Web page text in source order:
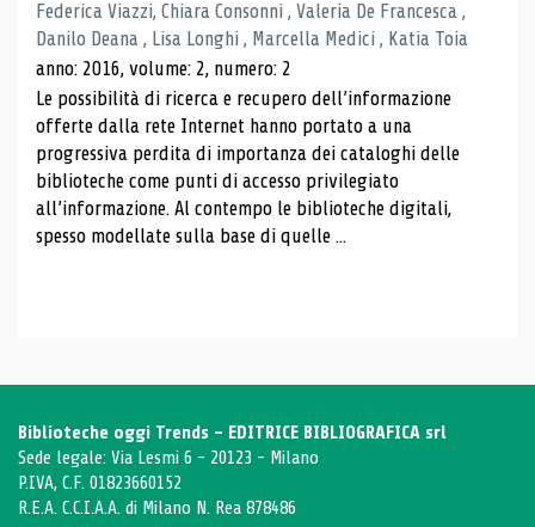
Federica Viazzi, Chiara Consonni , Valeria De Francesca ,
Danilo Deana , Lisa Longhi , Marcella Medici , Katia Toia
anno: 2016, volume: 2, numero: 2
Le possibilità di ricerca e recupero dell’informazione
offerte dalla rete Internet hanno portato a una
progressiva perdita di importanza dei cataloghi delle
biblioteche come punti di accesso privilegiato
all’informazione. Al contempo le biblioteche digitali,
spesso modellate sulla base di quelle ...
Biblioteche oggi Trends - EDITRICE BIBLIOGRAFICA srl
Sede legale: Via Lesmi 6 - 20123 - Milano
P.IVA, C.F. 01823660152
R.E.A. C.C.I.A.A. di Milano N. Rea 878486